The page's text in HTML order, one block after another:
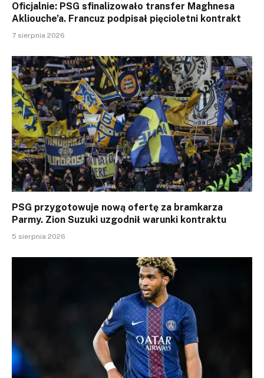
Oficjalnie: PSG sfinalizowało transfer Maghnesa
Akliouche’a. Francuz podpisał pięcioletni kontrakt
7 sierpnia 2026
PSG przygotowuje nową ofertę za bramkarza
Parmy. Zion Suzuki uzgodnił warunki kontraktu
5 sierpnia 2026